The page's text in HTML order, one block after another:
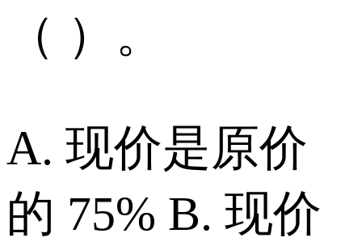
（ ）。
A. 现价是原价
的 75% B. 现价